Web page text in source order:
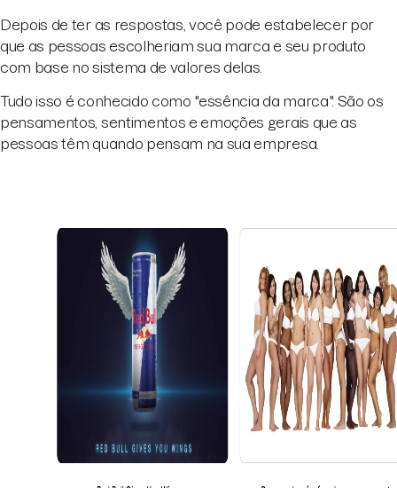
Depois de ter as respostas, você pode estabelecer por
que as pessoas escolheriam sua marca e seu produto
com base no sistema de valores delas.
Tudo isso é conhecido como "essência da marca". São os
pensamentos, sentimentos e emoções gerais que as
pessoas têm quando pensam na sua empresa.